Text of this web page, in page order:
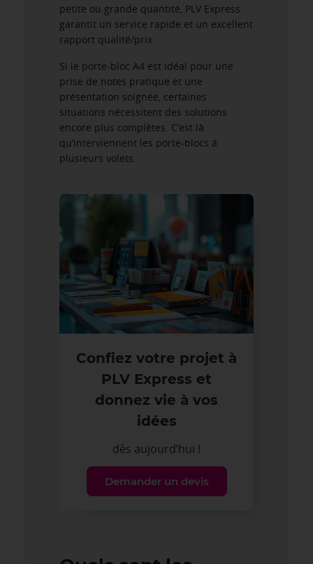
petite ou grande quantité, PLV Express
garantit un service rapide et un excellent
rapport qualité/prix.
Si le porte-bloc A4 est idéal pour une
prise de notes pratique et une
présentation soignée, certaines
situations nécessitent des solutions
encore plus complètes. C’est là
qu’interviennent les porte-blocs à
plusieurs volets.
Confiez votre projet à
PLV Express et
donnez vie à vos
idées
dès aujourd’hui !
Demander un devis